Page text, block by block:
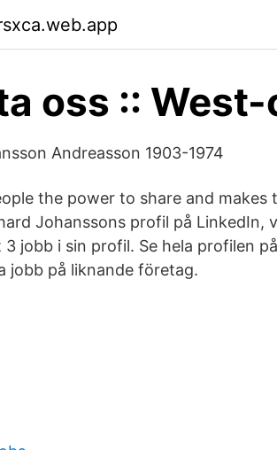
oss ::
Andreasson 1903-1974
the power to share and makes
Johanssons profil på LinkedIn,
jobb i sin profil. Se hela profilen
jobb på liknande företag.